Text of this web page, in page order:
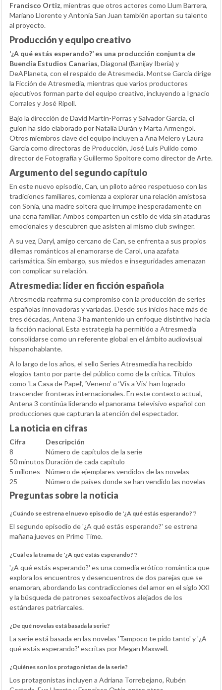
Francisco Ortiz, mientras que otros actores como Llum Barrera,
Mariano Llorente y Antonia San Juan también aportan su talento
al proyecto.
Producción y equipo creativo
‘¿A qué estás esperando?’ es una producción conjunta de
Buendía Estudios Canarias, Diagonal (Banijay Iberia) y
DeAPlaneta, con el respaldo de Atresmedia. Montse García dirige
la Ficción de Atresmedia, mientras que varios productores
ejecutivos forman parte del equipo creativo, incluyendo a Ignacio
Corrales y José Ripoll.
Bajo la dirección de David Martin-Porras y Salvador García, el
guion ha sido elaborado por Natalia Durán y Marta Armengol.
Otros miembros clave del equipo incluyen a Ana Melero y Laura
García como directoras de Producción, José Luis Pulido como
director de Fotografía y Guillermo Spoltore como director de Arte.
Argumento del segundo capítulo
En este nuevo episodio, Can, un piloto aéreo respetuoso con las
tradiciones familiares, comienza a explorar una relación amistosa
con Sonia, una madre soltera que irrumpe inesperadamente en
una cena familiar. Ambos comparten un estilo de vida sin ataduras
emocionales y descubren que asisten al mismo club swinger.
A su vez, Daryl, amigo cercano de Can, se enfrenta a sus propios
dilemas románticos al enamorarse de Carol, una azafata
carismática. Sin embargo, sus miedos e inseguridades amenazan
con complicar su relación.
Atresmedia: líder en ficción española
Atresmedia reafirma su compromiso con la producción de series
españolas innovadoras y variadas. Desde sus inicios hace más de
tres décadas, Antena 3 ha mantenido un enfoque distintivo hacia
la ficción nacional. Esta estrategia ha permitido a Atresmedia
consolidarse como un referente global en el ámbito audiovisual
hispanohablante.
A lo largo de los años, el sello Series Atresmedia ha recibido
elogios tanto por parte del público como de la crítica. Títulos
como ‘La Casa de Papel’, ‘Veneno’ o ‘Vis a Vis’ han logrado
trascender fronteras internacionales. En este contexto actual,
Antena 3 continúa liderando el panorama televisivo español con
producciones que capturan la atención del espectador.
La noticia en cifras
Cifra
Descripción
8
Número de capítulos de la serie
50 minutos Duración de cada capítulo
5 millones
Número de ejemplares vendidos de las novelas
25
Número de países donde se han vendido las novelas
Preguntas sobre la noticia
¿Cuándo se estrena el nuevo episodio de '¿A qué estás esperando?'?
El segundo episodio de '¿A qué estás esperando?' se estrena
mañana jueves en Prime Time.
¿Cuál es la trama de '¿A qué estás esperando?'?
'¿A qué estás esperando?' es una comedia erótico-romántica que
explora los encuentros y desencuentros de dos parejas que se
enamoran, abordando las contradicciones del amor en el siglo XXI
y la búsqueda de patrones sexoafectivos alejados de los
estándares patriarcales.
¿De qué novelas está basada la serie?
La serie está basada en las novelas 'Tampoco te pido tanto' y '¿A
qué estás esperando?' escritas por Megan Maxwell.
¿Quiénes son los protagonistas de la serie?
Los protagonistas incluyen a Adriana Torrebejano, Rubén